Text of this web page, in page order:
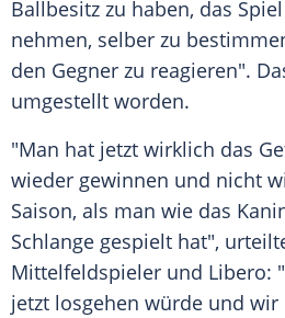
Ballbesitz zu haben, das
nehmen, selber zu
den Gegner zu reagieren".
umgestellt worden.
"Man hat jetzt wirklich das
wieder gewinnen und nicht
Saison, als man wie das
Schlange gespielt hat",
Mittelfeldspieler und Libero:
jetzt losgehen würde und wir